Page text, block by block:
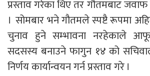
प्रस्ताव गरेका थिए तर गौतमबाट
। सोमबार भने गौतमले स्पष्टै रूपमा
चुनाव हुने सम्भावना नरहेकाले
सदसस्य बनाउने फागुन १४ को
निर्णय कार्यान्वयन गर्न प्रस्ताव गरे ।